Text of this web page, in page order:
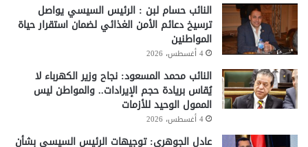
النائب حسام لبن : الرئيس السيسي يواصل
ترسيخ دعائم الأمن الغذائي لضمان استقرار حياة
المواطنين
4 أغسطس، 2026
النائب محمد المسعود: نجاح وزير الكهرباء لا
يُقاس بريادة حجم الإيرادات.. والمواطن ليس
الممول الوحيد للأزمات
4 أغسطس، 2026
عادل الجوهري: توجيهات الرئيس السيسي بشأن